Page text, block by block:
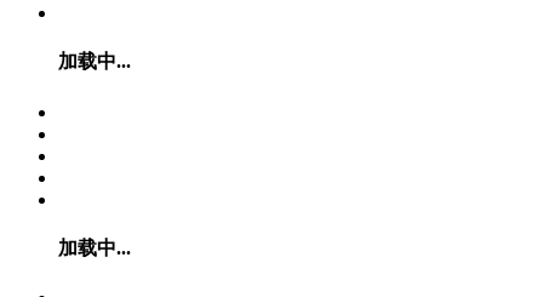
加载中...
加载中...